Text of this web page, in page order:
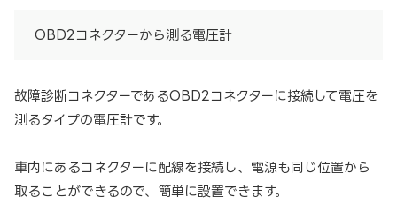
OBD2コネクターから測る電圧計
故障診断コネクターであるOBD2コネクターに接続して電圧を
測るタイプの電圧計です。
車内にあるコネクターに配線を接続し、電源も同じ位置から
取ることができるので、簡単に設置できます。